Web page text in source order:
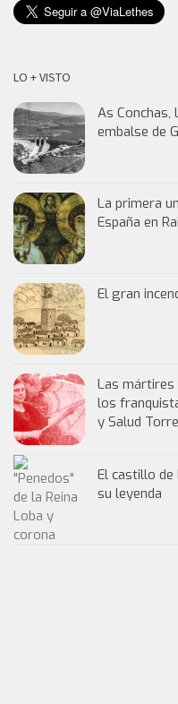
LO + VISTO
As
embalse de
La primera
España en
El gran
Las mártires
los
y Salud
El castillo de
su leyenda